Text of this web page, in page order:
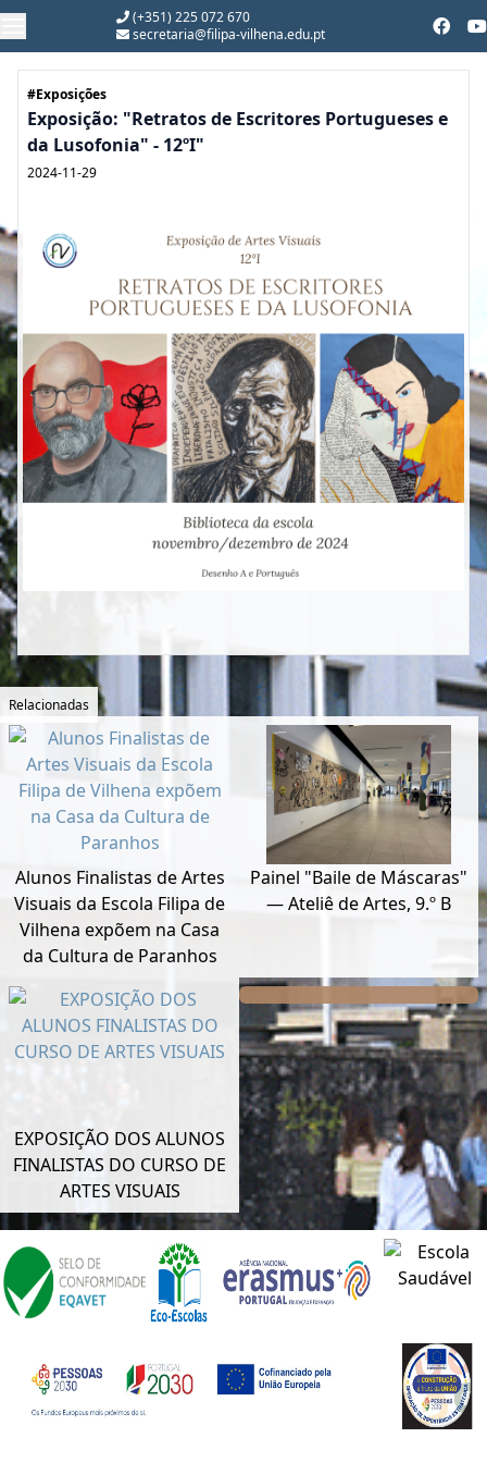
(+351) 225 072 670
secretaria@filipa-vilhena.edu.pt
#Exposições
Exposição: "Retratos de Escritores Portugueses e
da Lusofonia" - 12ºI"
2024-11-29
Relacionadas
Alunos Finalistas de Artes
Visuais da Escola Filipa de
Vilhena expõem na Casa
da Cultura de Paranhos
Painel "Baile de Máscaras"
— Ateliê de Artes, 9.º B
EXPOSIÇÃO DOS ALUNOS
FINALISTAS DO CURSO DE
ARTES VISUAIS